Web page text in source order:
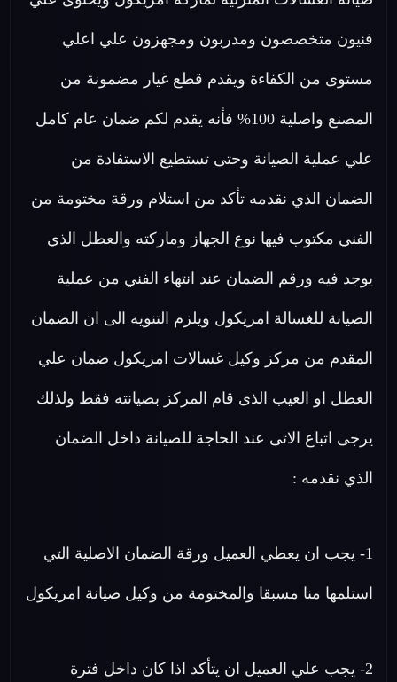
فنيون متخصصون ومدربون ومجهزون علي اعلي
مستوى من الكفاءة ويقدم قطع غيار مضمونة من
المصنع واصلية 100% فأنه يقدم لكم ضمان عام كامل
علي عملية الصيانة وحتى تستطيع الاستفادة من
الضمان الذي نقدمه تأكد من استلام ورقة مختومة من
الفني مكتوب فيها نوع الجهاز وماركته والعطل الذي
يوجد فيه ورقم الضمان عند انتهاء الفني من عملية
الصيانة للغسالة امريكول ويلزم التنويه الى ان الضمان
المقدم من مركز وكيل غسالات امريكول ضمان علي
العطل او العيب الذى قام المركز بصيانته فقط ولذلك
يرجى اتباع الاتى عند الحاجة للصيانة داخل الضمان
الذي نقدمه :
1- يجب ان يعطي العميل ورقة الضمان الاصلية التي
استلمها منا مسبقا والمختومة من وكيل صيانة امريكول
2- يجب علي العميل ان يتأكد اذا كان داخل فترة